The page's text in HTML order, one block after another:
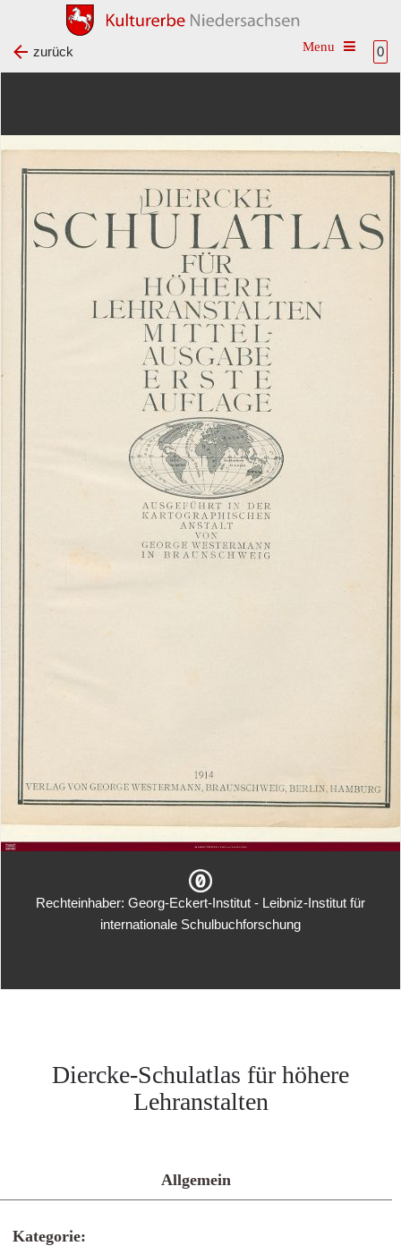
0
Toggle
zurück
Rechteinhaber: Georg-Eckert-Institut - Leibniz-Institut für
internationale Schulbuchforschung
Diercke-Schulatlas für höhere
Lehranstalten
Allgemein
Kategorie: